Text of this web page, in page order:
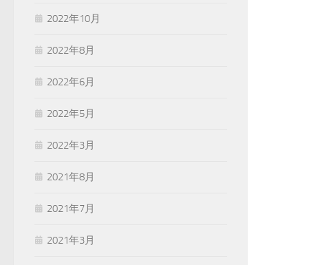
2022年10月
2022年8月
2022年6月
2022年5月
2022年3月
2021年8月
2021年7月
2021年3月